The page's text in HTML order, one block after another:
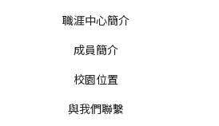
職涯中心簡介
成員簡介
校園位置
與我們聯繫